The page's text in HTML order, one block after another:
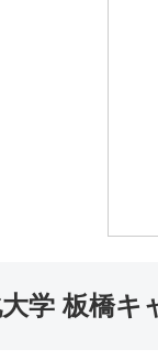
学 板橋キ